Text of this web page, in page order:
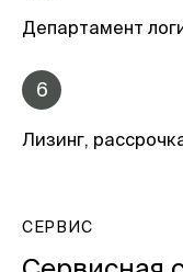
Департамент
6
Лизинг,
СЕРВИС